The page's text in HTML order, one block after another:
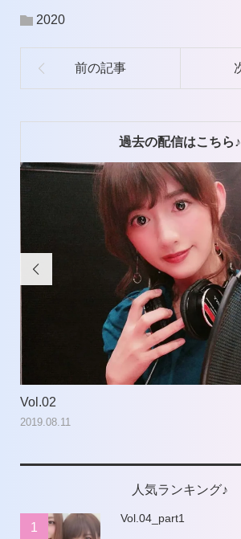
プ
2020
過去の配信はこちら♪

Vol.02
2019.08.11
人気ランキング♪
1
Vol.04_part1